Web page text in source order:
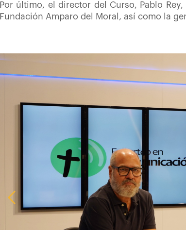
Por último, el director del Curso, Pablo
Fundación Amparo del Moral, así como la